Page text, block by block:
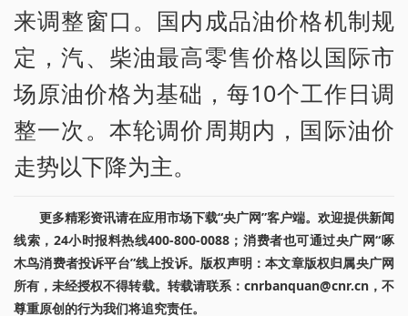
来调整窗口。国内成品油价格机制规
定，汽、柴油最高零售价格以国际市
场原油价格为基础，每10个工作日调
整一次。本轮调价周期内，国际油价
走势以下降为主。
更多精彩资讯请在应用市场下载“央广网”客户端。欢迎提供新闻
线索，24小时报料热线400-800-0088；消费者也可通过央广网“啄
木鸟消费者投诉平台”线上投诉。版权声明：本文章版权归属央广网
所有，未经授权不得转载。转载请联系：cnrbanquan@cnr.cn，不
尊重原创的行为我们将追究责任。